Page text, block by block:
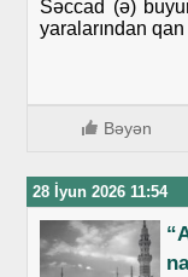
Səccad (ə)
yaralarından
Bəyən
28 İyun 2026 11:54